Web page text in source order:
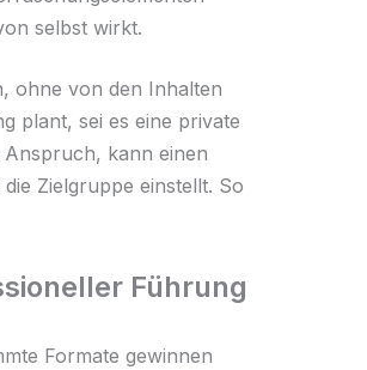
selbst wirkt.
ohne von den Inhalten
plant, sei es eine private
kann einen
Zielgruppe einstellt. So
Führung
Formate gewinnen